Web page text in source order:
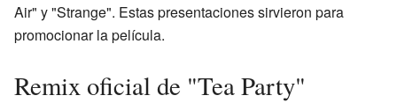
Air" y "Strange". Estas presentaciones sirvieron para
promocionar la película.
Remix oficial de "Tea Party"